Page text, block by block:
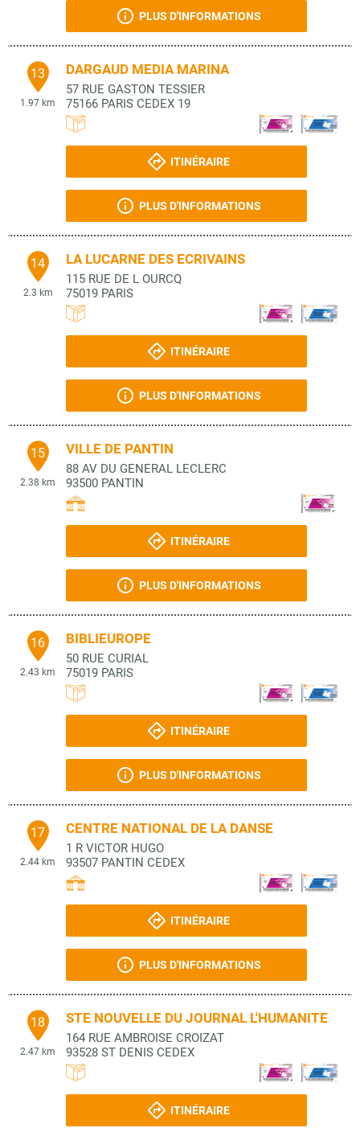
PLUS D'INFORMATIONS
13
1.97 km
DARGAUD MEDIA MARINA
57 RUE GASTON TESSIER
75166 PARIS CEDEX 19
ITINÉRAIRE
PLUS D'INFORMATIONS
14
2.3 km
LA LUCARNE DES ECRIVAINS
115 RUE DE L OURCQ
75019 PARIS
ITINÉRAIRE
PLUS D'INFORMATIONS
15
2.38 km
VILLE DE PANTIN
88 AV DU GENERAL LECLERC
93500 PANTIN
ITINÉRAIRE
PLUS D'INFORMATIONS
16
2.43 km
BIBLIEUROPE
50 RUE CURIAL
75019 PARIS
ITINÉRAIRE
PLUS D'INFORMATIONS
17
2.44 km
CENTRE NATIONAL DE LA DANSE
1 R VICTOR HUGO
93507 PANTIN CEDEX
ITINÉRAIRE
PLUS D'INFORMATIONS
18
2.47 km
STE NOUVELLE DU JOURNAL L'HUMANITE
164 RUE AMBROISE CROIZAT
93528 ST DENIS CEDEX
ITINÉRAIRE